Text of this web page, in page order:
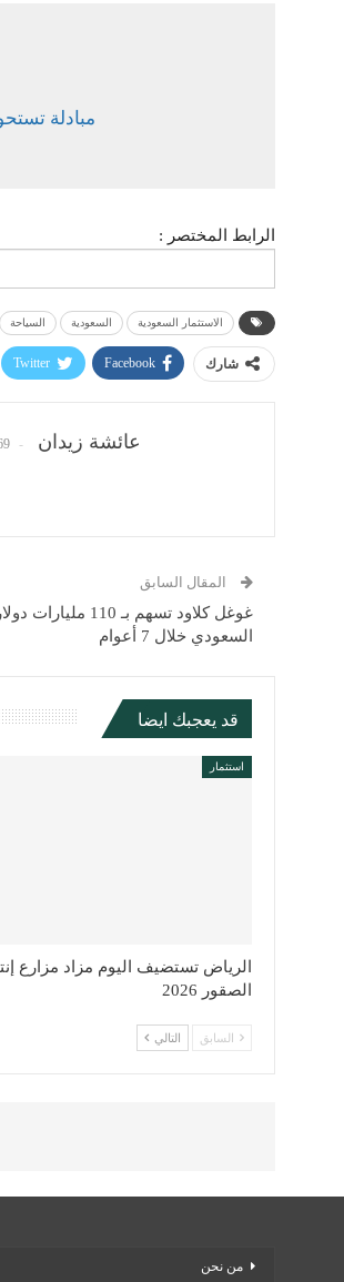
مبادلة
الرابط المختصر :
الاستثمار السعودية السعودية السياحة
شارك Facebook
Twitter
عائشة زيدان
المقال السابق
غوغل كلاود تسهم بـ 110
السعودي خلال 7 أعوام
قد يعجبك ايضا
استثمار
الرياض تستضيف اليوم مزاد مزارع
الصقور 2026
السابق التالي
من نحن